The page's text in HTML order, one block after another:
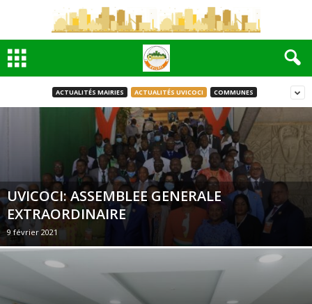
ACTUALITÉS MAIRIES ACTUALITÉS UVICOCI COMMUNES
UVICOCI: ASSEMBLEE GENERALE
EXTRAORDINAIRE
9 février 2021